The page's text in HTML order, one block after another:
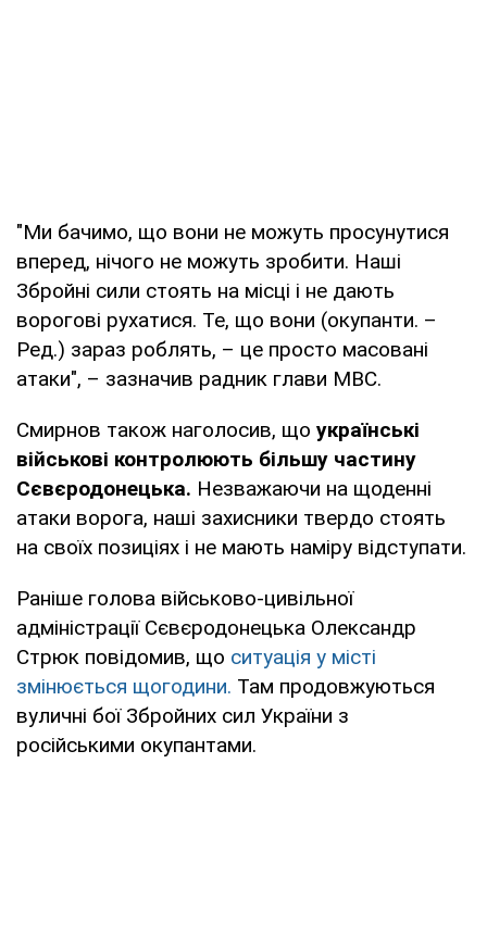
"Ми бачимо, що вони не можуть просунутися
вперед, нічого не можуть зробити. Наші
Збройні сили стоять на місці і не дають
ворогові рухатися. Те, що вони (окупанти. –
Ред.) зараз роблять, – це просто масовані
атаки", – зазначив радник глави МВС.
Смирнов також наголосив, що українські
військові контролюють більшу частину
Сєвєродонецька. Незважаючи на щоденні
атаки ворога, наші захисники твердо стоять
на своїх позиціях і не мають наміру відступати.
Раніше голова військово-цивільної
адміністрації Сєвєродонецька Олександр
Стрюк повідомив, що ситуація у місті
змінюється щогодини. Там продовжуються
вуличні бої Збройних сил України з
російськими окупантами.